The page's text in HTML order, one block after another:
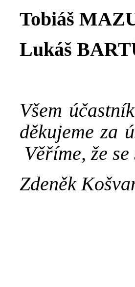
Tobiáš
Lukáš
Všem
děkujeme za
Věříme, že
Zdeněk